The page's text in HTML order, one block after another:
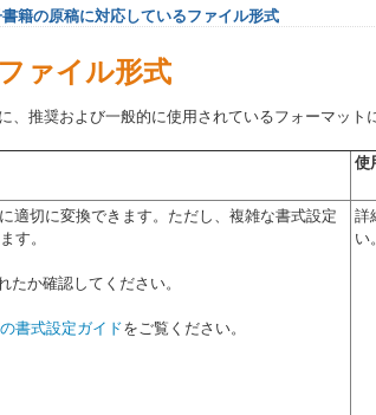
書籍の原稿に対応しているファイル形式
ァイル形式
推奨および一般的に使用されているフォーマット
使
適切に変換できます。ただし、複雑な書式設定
す。
たか確認してください。
書式設定ガイドをご覧ください。
詳
い。